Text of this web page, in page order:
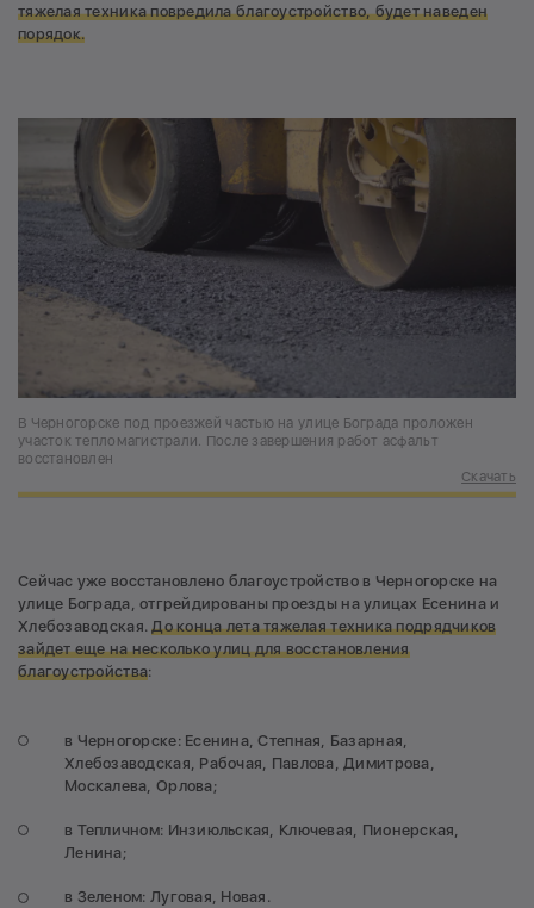
тяжелая техника повредила благоустройство, будет наведен
порядок.
В Черногорске под проезжей частью на улице Бограда проложен
участок тепломагистрали. После завершения работ асфальт
восстановлен
Скачать
Сейчас уже восстановлено благоустройство в Черногорске на
улице Бограда, отгрейдированы проезды на улицах Есенина и
Хлебозаводская.До конца лета тяжелая техника подрядчиков
зайдет еще на несколько улиц для восстановления
благоустройства:
в Черногорске: Есенина, Степная, Базарная,
Хлебозаводская, Рабочая, Павлова, Димитрова,
Москалева, Орлова;
в Тепличном: Инзиюльская, Ключевая, Пионерская,
Ленина;
в Зеленом: Луговая, Новая.